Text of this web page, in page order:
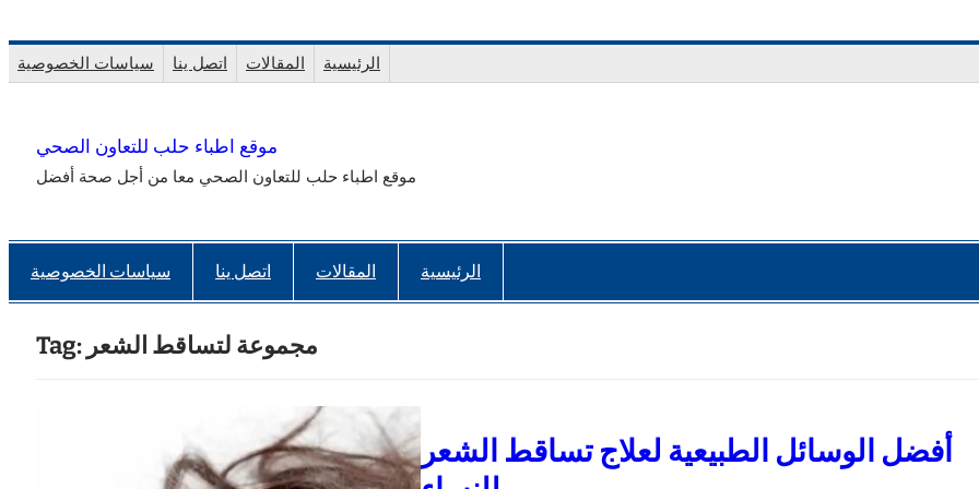
to
content
سياسات الخصوصية اتصل ينا المقالات الرئيسية
موقع اطباء حلب للتعاون الصحي
موقع اطباء حلب للتعاون الصحي معا من أجل صحة أفضل
سياسات الخصوصية اتصل ينا المقالات الرئيسية
Tag: مجموعة لتساقط الشعر
أفضل الوسائل الطبيعية لعلاج تساقط الشعر